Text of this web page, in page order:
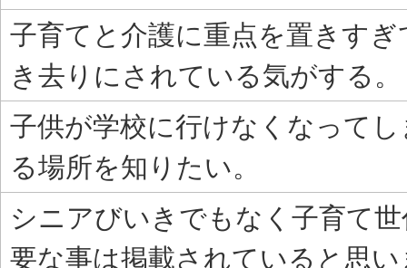
子育てと介護に重点を置きす
き去りにされている気がする。
子供が学校に行けなくなって
る場所を知りたい。
シニアびいきでもなく子育て
要な事は掲載されていると思